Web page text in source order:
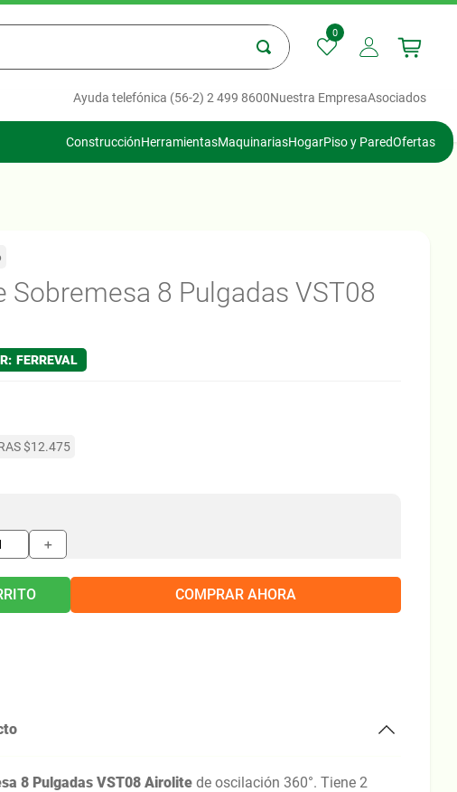
0
Ayuda telefónica (56-2) 2 499 8600Nuestra EmpresaAsociados
ConstrucciónHerramientasMaquinariasHogarPiso y ParedOfertas
Sobremesa 8 Pulgadas VST08
FERREVAL
$12.475
＋
COMPRAR AHORA
8 Pulgadas VST08 Airolite de oscilación 360°. Tiene 2